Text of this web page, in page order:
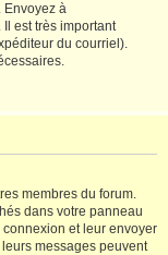
Envoyez à
est très important
du courriel).
membres du forum.
dans votre panneau
et leur envoyer
messages peuvent